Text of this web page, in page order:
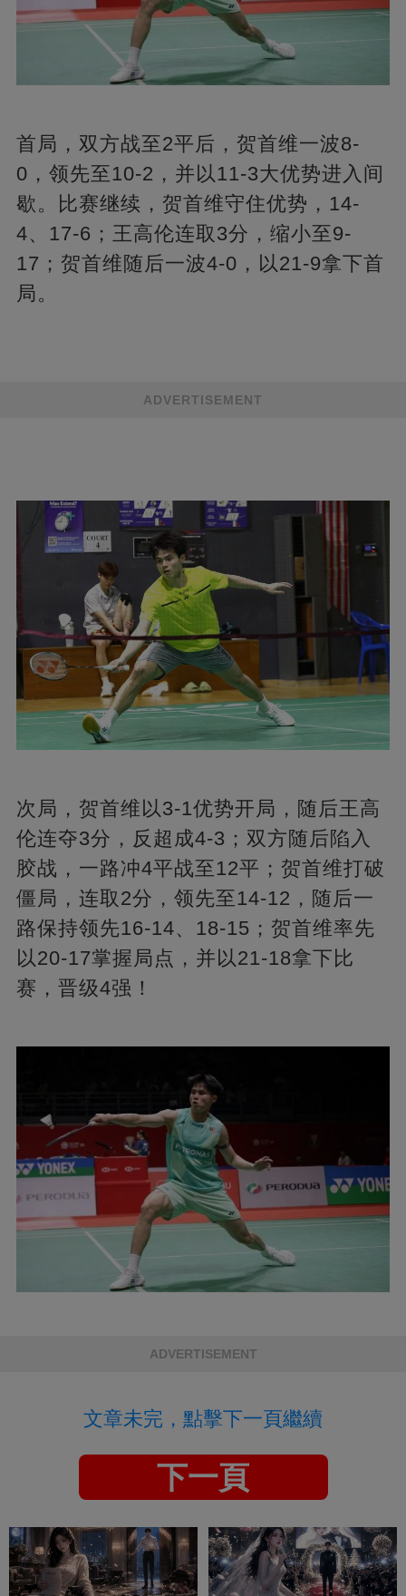
首局，双方战至2平后，贺首维一波8-
0，领先至10-2，并以11-3大优势进入间
歇。比赛继续，贺首维守住优势，14-
4、17-6；王高伦连取3分，缩小至9-
17；贺首维随后一波4-0，以21-9拿下首
局。
ADVERTISEMENT
次局，贺首维以3-1优势开局，随后王高
伦连夺3分，反超成4-3；双方随后陷入
胶战，一路冲4平战至12平；贺首维打破
僵局，连取2分，领先至14-12，随后一
路保持领先16-14、18-15；贺首维率先
以20-17掌握局点，并以21-18拿下比
赛，晋级4强！
ADVERTISEMENT
文章未完，點擊下一頁繼續
下一頁